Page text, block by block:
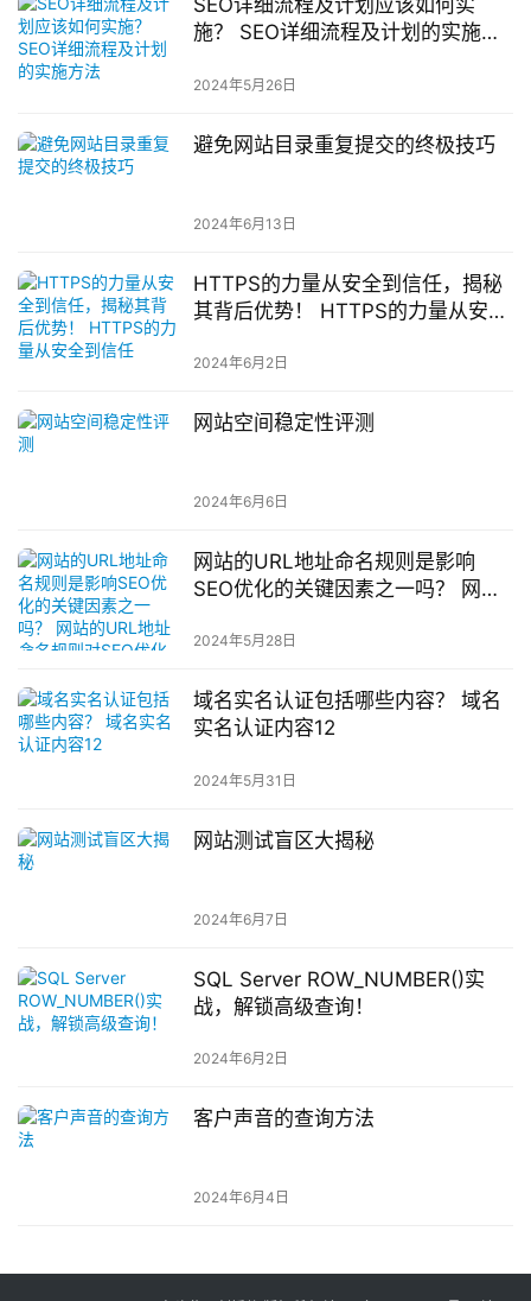
SEO详细流程及计划应该如何实
施？ SEO详细流程及计划的实施方
2024年5月26日
避免网站目录重复提交的终极技巧
2024年6月13日
HTTPS的力量从安全到信任，揭秘
其背后优势！ HTTPS的力量从安全
2024年6月2日
网站空间稳定性评测
2024年6月6日
网站的URL地址命名规则是影响
SEO优化的关键因素之一吗？ 网站
影响
2024年5月28日
域名实名认证包括哪些内容？ 域名
实名认证内容12
2024年5月31日
网站测试盲区大揭秘
2024年6月7日
SQL Server ROW_NUMBER()实
战，解锁高级查询！
2024年6月2日
客户声音的查询方法
2024年6月4日